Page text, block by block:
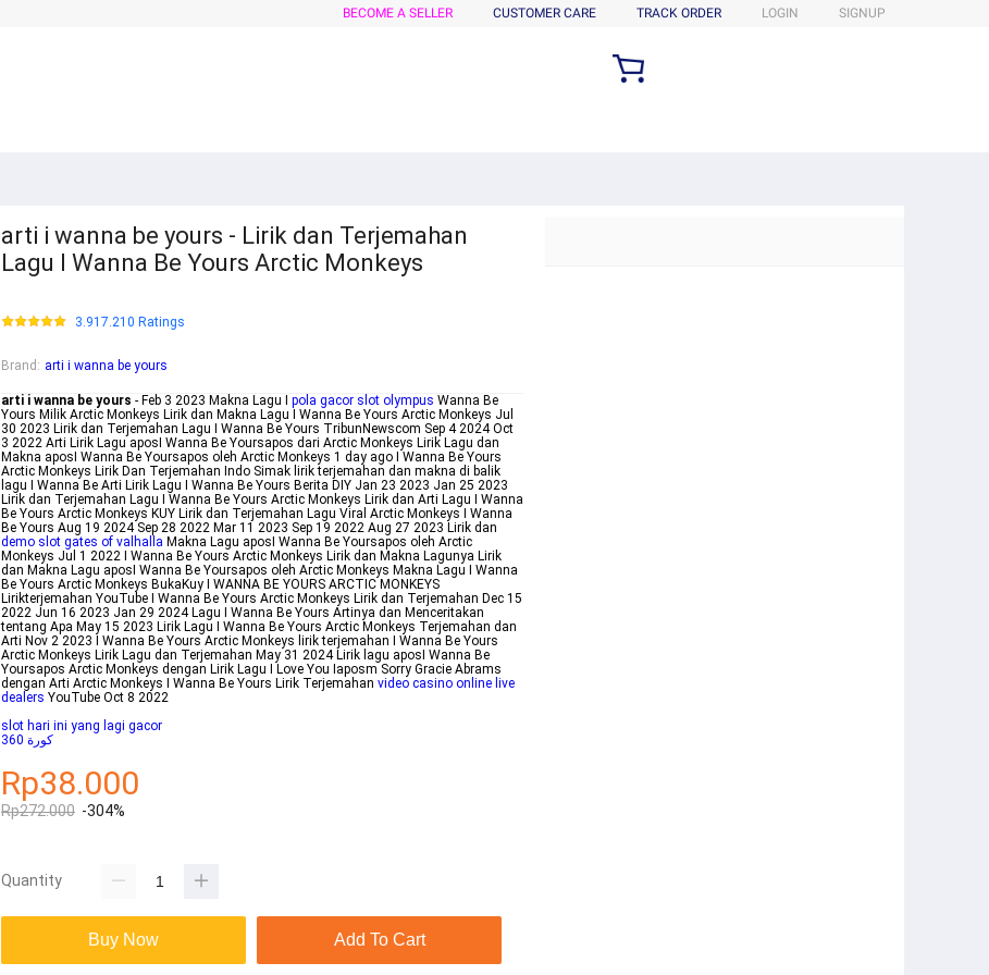
BECOME A SELLER CUSTOMER CARE TRACK ORDER LOGIN SIGNUP
arti i wanna be yours - Lirik dan Terjemahan
Lagu I Wanna Be Yours Arctic Monkeys
3.917.210 Ratings
Brand : arti i wanna be yours
arti i wanna be yours - Feb 3 2023 Makna Lagu I pola gacor slot olympus Wanna Be
Yours Milik Arctic Monkeys Lirik dan Makna Lagu I Wanna Be Yours Arctic Monkeys Jul
30 2023 Lirik dan Terjemahan Lagu I Wanna Be Yours TribunNewscom Sep 4 2024 Oct
3 2022 Arti Lirik Lagu aposI Wanna Be Yoursapos dari Arctic Monkeys Lirik Lagu dan
Makna aposI Wanna Be Yoursapos oleh Arctic Monkeys 1 day ago I Wanna Be Yours
Arctic Monkeys Lirik Dan Terjemahan Indo Simak lirik terjemahan dan makna di balik
lagu I Wanna Be Arti Lirik Lagu I Wanna Be Yours Berita DIY Jan 23 2023 Jan 25 2023
Lirik dan Terjemahan Lagu I Wanna Be Yours Arctic Monkeys Lirik dan Arti Lagu I Wanna
Be Yours Arctic Monkeys KUY Lirik dan Terjemahan Lagu Viral Arctic Monkeys I Wanna
Be Yours Aug 19 2024 Sep 28 2022 Mar 11 2023 Sep 19 2022 Aug 27 2023 Lirik dan
demo slot gates of valhalla Makna Lagu aposI Wanna Be Yoursapos oleh Arctic
Monkeys Jul 1 2022 I Wanna Be Yours Arctic Monkeys Lirik dan Makna Lagunya Lirik
dan Makna Lagu aposI Wanna Be Yoursapos oleh Arctic Monkeys Makna Lagu I Wanna
Be Yours Arctic Monkeys BukaKuy I WANNA BE YOURS ARCTIC MONKEYS
Lirikterjemahan YouTube I Wanna Be Yours Arctic Monkeys Lirik dan Terjemahan Dec 15
2022 Jun 16 2023 Jan 29 2024 Lagu I Wanna Be Yours Artinya dan Menceritakan
tentang Apa May 15 2023 Lirik Lagu I Wanna Be Yours Arctic Monkeys Terjemahan dan
Arti Nov 2 2023 I Wanna Be Yours Arctic Monkeys lirik terjemahan I Wanna Be Yours
Arctic Monkeys Lirik Lagu dan Terjemahan May 31 2024 Lirik lagu aposI Wanna Be
Yoursapos Arctic Monkeys dengan Lirik Lagu I Love You Iaposm Sorry Gracie Abrams
dengan Arti Arctic Monkeys I Wanna Be Yours Lirik Terjemahan video casino online live
dealers YouTube Oct 8 2022
slot hari ini yang lagi gacor
كورة 360
Rp38.000
Rp272.000 -304%
Quantity
Buy Now Add To Cart